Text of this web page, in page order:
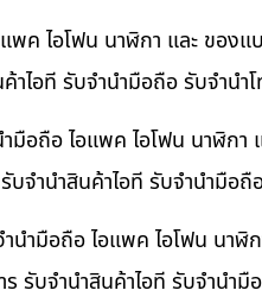
พค ไอโฟน นาฬิกา และ ของ
ไอที รับจำนำมือถือ รับจำน
มือถือ ไอแพค ไอโฟน นาฬิกา
จำนำสินค้าไอที รับจำนำมือ
นำมือถือ ไอแพค ไอโฟน นา
รับจำนำสินค้าไอที รับจำนำ